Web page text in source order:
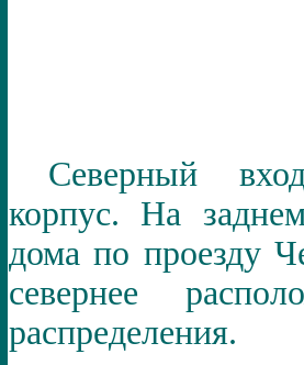
Северный
корпус. На
дома по проезду
севернее
распределения.